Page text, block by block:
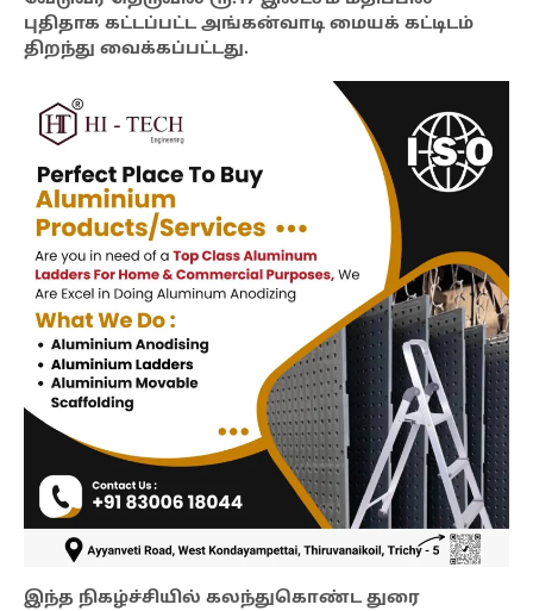
புதிதாக கட்டப்பட்ட அங்கன்வாடி மையக் கட்டிடம்
திறந்து வைக்கப்பட்டது.
இந்த நிகழ்ச்சியில் கலந்துகொண்ட துரை